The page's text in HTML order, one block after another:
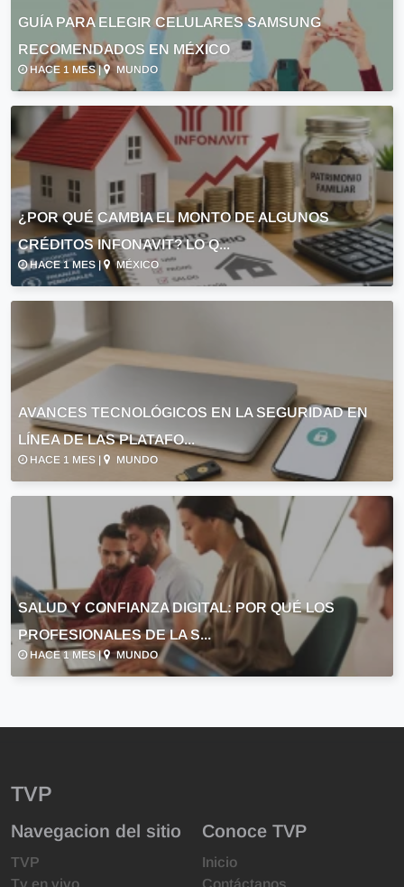
GUÍA PARA ELEGIR CELULARES SAMSUNG
RECOMENDADOS EN MÉXICO
HACE 1 MES | MUNDO
¿POR QUÉ CAMBIA EL MONTO DE ALGUNOS
CRÉDITOS INFONAVIT? LO Q...
HACE 1 MES | MÉXICO
AVANCES TECNOLÓGICOS EN LA SEGURIDAD EN
LÍNEA DE LAS PLATAFO...
HACE 1 MES | MUNDO
SALUD Y CONFIANZA DIGITAL: POR QUÉ LOS
PROFESIONALES DE LA S...
HACE 1 MES | MUNDO
TVP
Navegacion del sitio
TVP
Conoce TVP
Inicio